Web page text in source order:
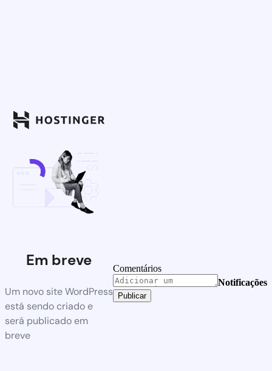
Em breve
Um novo site WordPress
está sendo criado e
será publicado em
breve
Comentários
Publicar
Notificações